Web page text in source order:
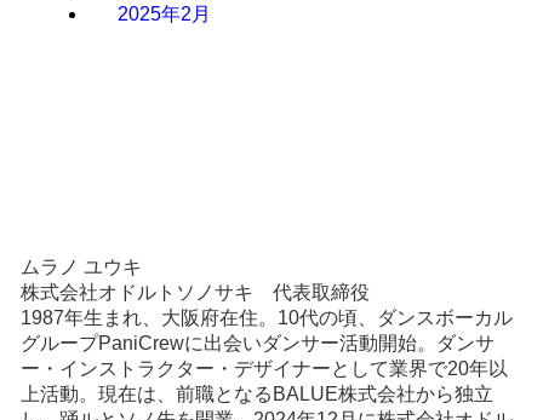
2025年2月
ムラノ ユウキ
株式会社オドルトソノサキ 代表取締役
1987年生まれ、大阪府在住。10代の頃、ダンスボーカル
グループPaniCrewに出会いダンサー活動開始。ダンサ
ー・インストラクター・デザイナーとして業界で20年以
上活動。現在は、前職となるBALUE株式会社から独立